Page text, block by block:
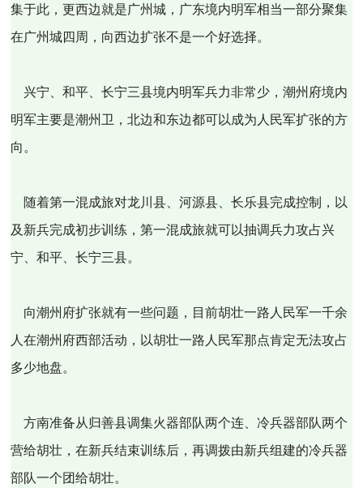
集于此，更西边就是广州城，广东境内明军相当一部分聚集
在广州城四周，向西边扩张不是一个好选择。
兴宁、和平、长宁三县境内明军兵力非常少，潮州府境内
明军主要是潮州卫，北边和东边都可以成为人民军扩张的方
向。
随着第一混成旅对龙川县、河源县、长乐县完成控制，以
及新兵完成初步训练，第一混成旅就可以抽调兵力攻占兴
宁、和平、长宁三县。
向潮州府扩张就有一些问题，目前胡壮一路人民军一千余
人在潮州府西部活动，以胡壮一路人民军那点肯定无法攻占
多少地盘。
方南准备从归善县调集火器部队两个连、冷兵器部队两个
营给胡壮，在新兵结束训练后，再调拨由新兵组建的冷兵器
部队一个团给胡壮。